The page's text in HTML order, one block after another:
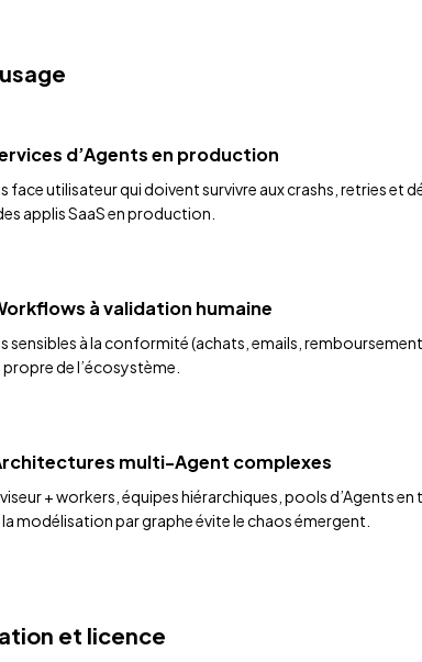
d’Agents en production
face utilisateur qui doivent survivre aux crashs, retries
applis SaaS en production.
à validation humaine
sensibles à la conformité (achats, emails,
propre de l’écosystème.
multi-Agent complexes
+ workers, équipes hiérarchiques, pools d’Agents
modélisation par graphe évite le chaos émergent.
et licence